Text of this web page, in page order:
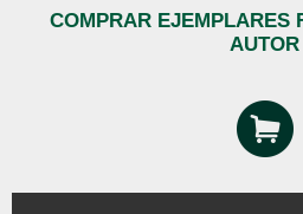
COMPRAR EJEMPLARES
AUTOR